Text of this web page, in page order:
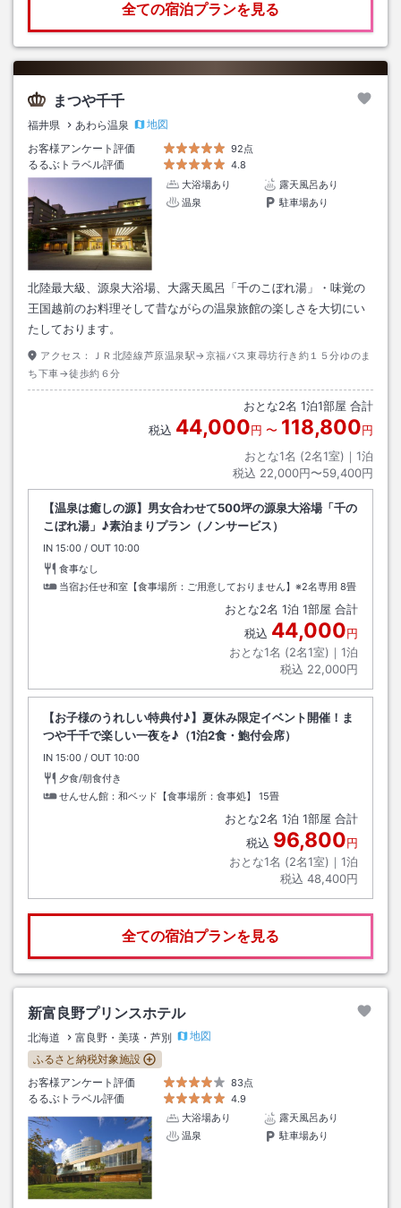
全ての宿泊プランを見る
まつや千千
福井県 あわら温泉
地図
お客様アンケート評価
92点
るるぶトラベル評価
4.8
大浴場あり
露天風呂あり
温泉
駐車場あり
北陸最大級、源泉大浴場、大露天風呂「千のこぼれ湯」・味覚の
王国越前のお料理そして昔ながらの温泉旅館の楽しさを大切にい
たしております。
アクセス：
ＪＲ北陸線芦原温泉駅→京福バス東尋坊行き約１５分ゆのま
ち下車→徒歩約６分
おとな2名 1泊1部屋 合計
税込 44,000円 〜 118,800円
おとな1名 (2名1室)｜ 1泊
税込 22,000円〜59,400円
【温泉は癒しの源】男女合わせて500坪の源泉大浴場「千の
こぼれ湯」♪素泊まりプラン（ノンサービス）
IN チェックイン
15:00 / OUT チェックアウト
10:00
食事なし
当宿お任せ和室【食事場所：ご用意しておりません】※2名専用 8畳
おとな2名 1泊 1部屋 合計
税込 44,000円
おとな1名 (2名1室)｜ 1泊
税込 22,000円
【お子様のうれしい特典付♪】夏休み限定イベント開催！ま
つや千千で楽しい一夜を♪（1泊2食・鮑付会席）
IN チェックイン
15:00 / OUT チェックアウト
10:00
夕食/朝食付き
せんせん館：和ベッド【食事場所：食事処】
15畳
おとな2名 1泊 1部屋 合計
税込 96,800円
おとな1名 (2名1室)｜ 1泊
税込 48,400円
全ての宿泊プランを見る
新富良野プリンスホテル
北海道 富良野・美瑛・芦別
地図
ふるさと納税対象施設
お客様アンケート評価
83点
るるぶトラベル評価
4.9
大浴場あり
露天風呂あり
温泉
駐車場あり